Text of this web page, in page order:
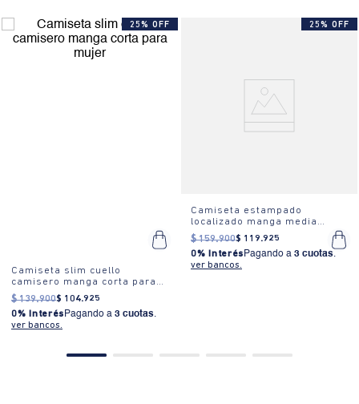
25% OFF
Camiseta slim cuello
camisero manga corta para
mujer
$ 139.900$ 104.925
0% Interés Pagando a 3 cuotas.
ver bancos.
25% OFF
Camiseta estampado
localizado manga media
cuello redondo para mujer
$ 159.900$ 119.925
0% Interés Pagando a 3 cuotas.
ver bancos.